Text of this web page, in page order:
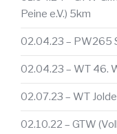
Peine e.V.) 5km
02.04.23 – PW265
02.04.23 – WT 46.
02.07.23 – WT
02.10.22 – GTW